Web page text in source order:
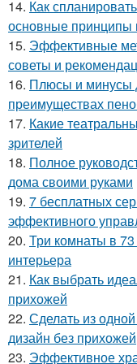
14. Как
основные принципы
15. Эффективные
советы и
16. Плюсы и минусы
преимуществах
17. Какие
зрителей
18. Полное
дома своими руками
19. 7 бесплатных
эффективного
20. Три комнаты в
интерьера
21. Как выбрать
прихожей
22. Сделать из
дизайн без прихожей
23. Эффективное